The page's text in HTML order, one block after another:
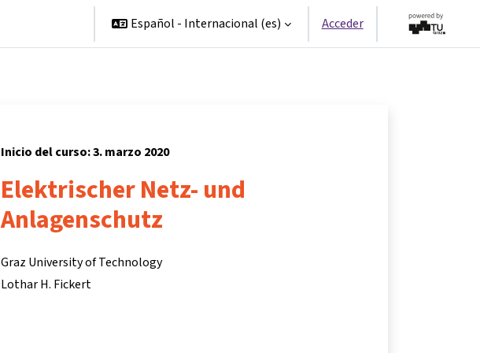
Español - Internacional ‎(es)‎ Acceder
Inicio del curso: 3. marzo 2020
Elektrischer Netz- und
Anlagenschutz
Graz University of Technology
Lothar H. Fickert